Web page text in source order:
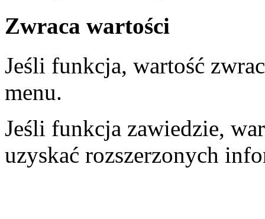
Zwraca wartości
Jeśli funkcja, wartość
menu.
Jeśli funkcja zawiedzie,
uzyskać rozszerzonych